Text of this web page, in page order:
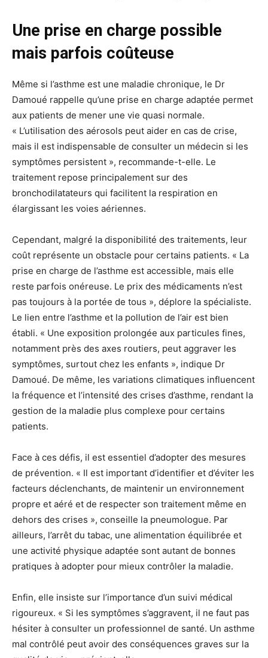
Une prise en charge possible
mais parfois coûteuse
Même si l’asthme est une maladie chronique, le Dr
Damoué rappelle qu’une prise en charge adaptée permet
aux patients de mener une vie quasi normale.
« L’utilisation des aérosols peut aider en cas de crise,
mais il est indispensable de consulter un médecin si les
symptômes persistent », recommande-t-elle. Le
traitement repose principalement sur des
bronchodilatateurs qui facilitent la respiration en
élargissant les voies aériennes.
Cependant, malgré la disponibilité des traitements, leur
coût représente un obstacle pour certains patients. « La
prise en charge de l’asthme est accessible, mais elle
reste parfois onéreuse. Le prix des médicaments n’est
pas toujours à la portée de tous », déplore la spécialiste.
Le lien entre l’asthme et la pollution de l’air est bien
établi. « Une exposition prolongée aux particules fines,
notamment près des axes routiers, peut aggraver les
symptômes, surtout chez les enfants », indique Dr
Damoué. De même, les variations climatiques influencent
la fréquence et l’intensité des crises d’asthme, rendant la
gestion de la maladie plus complexe pour certains
patients.
Face à ces défis, il est essentiel d’adopter des mesures
de prévention. « Il est important d’identifier et d’éviter les
facteurs déclenchants, de maintenir un environnement
propre et aéré et de respecter son traitement même en
dehors des crises », conseille la pneumologue. Par
ailleurs, l’arrêt du tabac, une alimentation équilibrée et
une activité physique adaptée sont autant de bonnes
pratiques à adopter pour mieux contrôler la maladie.
Enfin, elle insiste sur l’importance d’un suivi médical
rigoureux. « Si les symptômes s’aggravent, il ne faut pas
hésiter à consulter un professionnel de santé. Un asthme
mal contrôlé peut avoir des conséquences graves sur la